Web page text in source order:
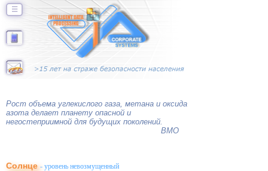
☰
Рост объема углекислого газа, метана и оксида
азота делает планету опасной и
негостеприимной для будущих поколений.
ВМО
Солнце- уровень невозмущенный